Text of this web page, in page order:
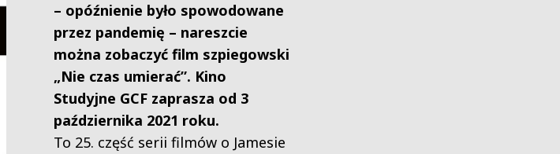
– opóźnienie było spowodowane
przez pandemię – nareszcie
można zobaczyć film szpiegowski
„Nie czas umierać”. Kino
Studyjne GCF zaprasza od 3
października 2021 roku.
To 25. część serii filmów o Jamesie